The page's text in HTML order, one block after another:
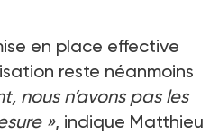
en place effective
reste néanmoins
nous n’avons pas les
», indique Matthieu